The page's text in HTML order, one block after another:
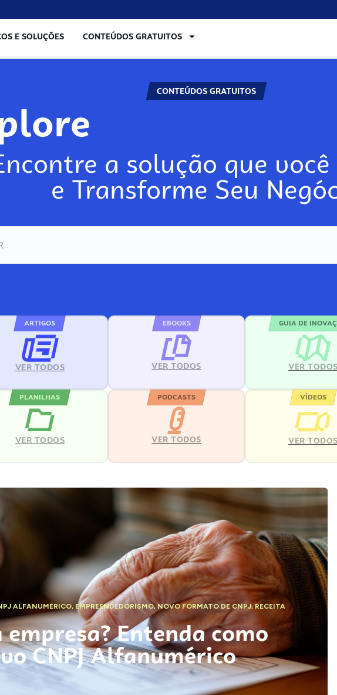
E SOLUÇÕES CONTEÚDOS GRATUITOS
CONTEÚDOS GRATUITOS
a solução que você
e Transforme Seu
ARTIGOS
VER TODOS
EBOOKS
VER TODOS
GUIA DE
VER TODOS
PLANILHAS
VER TODOS
PODCASTS
VER TODOS
VÍDEOS
VER TODOS
ALFANUMÉRICO, EMPREENDEDORISMO,NOVO FORMATO DE CNPJ,RECEITA
Entenda como
CNPJ Alfanumérico